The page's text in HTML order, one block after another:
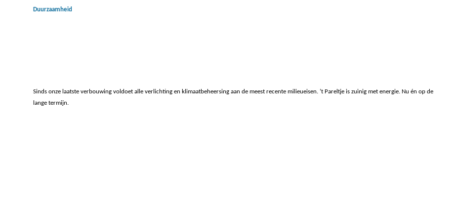
Duurzaamheid
Sinds onze laatste verbouwing voldoet alle verlichting en klimaatbeheersing aan de meest recente milieueisen. ’t Pareltje is zuinig met energie. Nu én op de
lange termijn.